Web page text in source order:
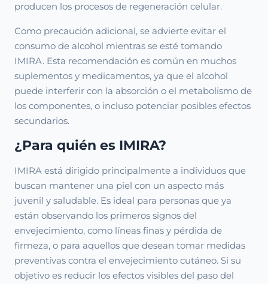
producen los procesos de regeneración celular.
Como precaución adicional, se advierte evitar el
consumo de alcohol mientras se esté tomando
IMIRA. Esta recomendación es común en muchos
suplementos y medicamentos, ya que el alcohol
puede interferir con la absorción o el metabolismo de
los componentes, o incluso potenciar posibles efectos
secundarios.
¿Para quién es IMIRA?
IMIRA está dirigido principalmente a individuos que
buscan mantener una piel con un aspecto más
juvenil y saludable. Es ideal para personas que ya
están observando los primeros signos del
envejecimiento, como líneas finas y pérdida de
firmeza, o para aquellos que desean tomar medidas
preventivas contra el envejecimiento cutáneo. Si su
objetivo es reducir los efectos visibles del paso del